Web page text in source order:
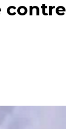
contre